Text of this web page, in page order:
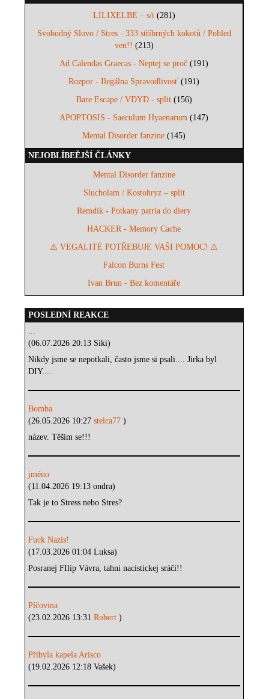
LILIXELBE – s/t(281)
Svobodný Slovo / Stres - 333 stříbrných kokotů / Pohled
ven!! (213)
Ad Calendas Graecas - Neptej se proč (191)
Rozpor - Ilegálna Spravodlivosť (191)
Bare Escape / VDYD - split(156)
APOPTOSIS - Saeculum Hyaenarum (147)
Mental Disorder fanzine (145)
NEJOBLÍBEĚJŠÍ ČLÁNKY
Mental Disorder fanzine
Slucholam / Kostohryz – split
Remdik - Potkany patria do diery
HACKER - Memory Cache
⚠️ VEGALITÉ POTŘEBUJE VAŠI POMOC! ⚠️
Falcon Burns Fest
Ivan Brun - Bez komentáře
POSLEDNÍ REAKCE
...
(06.07.2026 20:13 Siki)
Nikdy jsme se nepotkali, často jsme si psali.... Jirka byl
DIY....
Bomba
(26.05.2026 10:27stelca77)
název. Těšim se!!!
jméno
(11.04.2026 19:13 ondra)
Tak je to Stress nebo Stres?
Fuck Nazis!
(17.03.2026 01:04 Luksa)
Posranej FIlip Vávra, tahni nacistickej sráči!!
Píčovina
(23.02.2026 13:31Robert)
Přibyla kapela Arisco
(19.02.2026 12:18 Vašek)